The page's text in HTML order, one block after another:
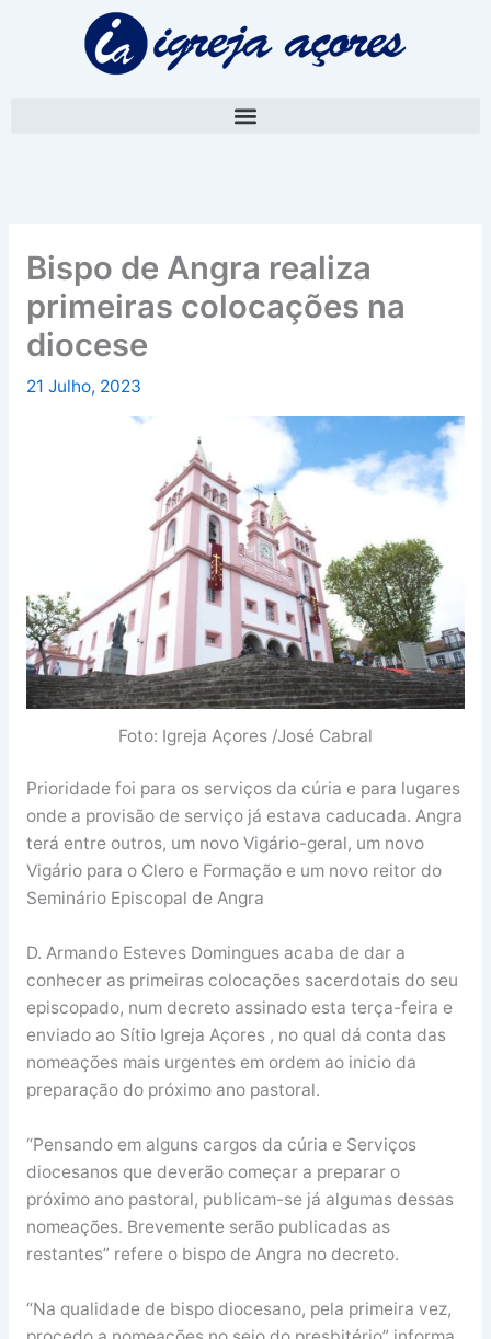
Bispo de Angra realiza
primeiras colocações na
diocese
21 Julho, 2023
Foto: Igreja Açores /José Cabral
Prioridade foi para os serviços da cúria e para lugares
onde a provisão de serviço já estava caducada. Angra
terá entre outros, um novo Vigário-geral, um novo
Vigário para o Clero e Formação e um novo reitor do
Seminário Episcopal de Angra
D. Armando Esteves Domingues acaba de dar a
conhecer as primeiras colocações sacerdotais do seu
episcopado, num decreto assinado esta terça-feira e
enviado ao Sítio Igreja Açores , no qual dá conta das
nomeações mais urgentes em ordem ao inicio da
preparação do próximo ano pastoral.
“Pensando em alguns cargos da cúria e Serviços
diocesanos que deverão começar a preparar o
próximo ano pastoral, publicam-se já algumas dessas
nomeações. Brevemente serão publicadas as
restantes” refere o bispo de Angra no decreto.
“Na qualidade de bispo diocesano, pela primeira vez,